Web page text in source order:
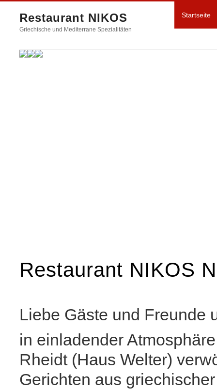
Restaurant NIKOS
Griechische und Mediterrane Spezialitäten
Startseite
Restaurant NIKOS
Liebe Gäste und Freunde
in einladender
Rheidt (Haus Welter)
Gerichten aus